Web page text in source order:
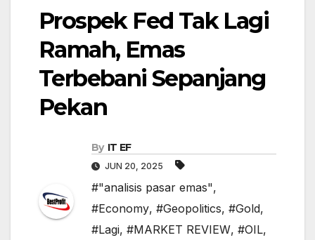
Prospek Fed Tak Lagi
Ramah, Emas
Terbebani Sepanjang
Pekan
By IT EF
JUN 20, 2025
#"analisis pasar emas",
#Economy, #Geopolitics, #Gold,
#Lagi, #MARKET REVIEW, #OIL,